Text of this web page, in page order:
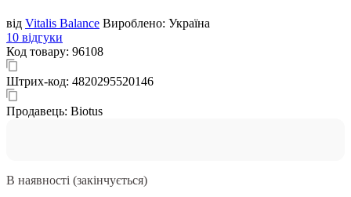
від Vitalis Balance Вироблено: Україна
10 відгуки
Код товару: 96108
Штрих-код: 4820295520146
Продавець: Biotus
В наявності (закінчується)